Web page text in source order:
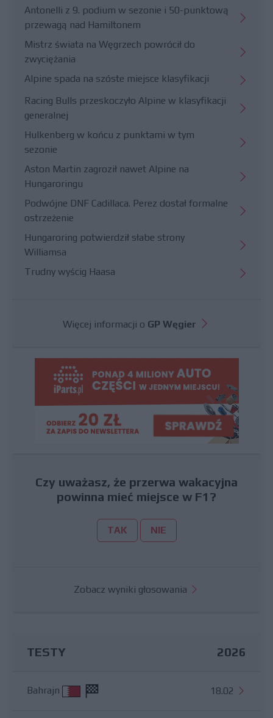
Antonelli z 9. podium w sezonie i 50-punktową
przewagą nad Hamiltonem
Mistrz świata na Węgrzech powrócił do
zwyciężania
Alpine spada na szóste miejsce klasyfikacji
Racing Bulls przeskoczyło Alpine w klasyfikacji
generalnej
Hulkenberg w końcu z punktami w tym
sezonie
Aston Martin zagroził nawet Alpine na
Hungaroringu
Podwójne DNF Cadillaca. Perez dostał formalne
ostrzeżenie
Hungaroring potwierdził słabe strony
Williamsa
Trudny wyścig Haasa
Więcej informacji o GP Węgier
Czy uważasz, że przerwa wakacyjna
powinna mieć miejsce w F1?
TAK NIE
Zobacz wyniki głosowania
TESTY 2026
Bahrajn 18.02